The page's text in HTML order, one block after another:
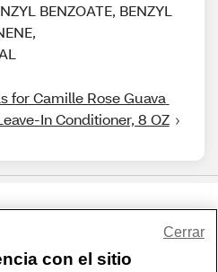
BENZOATE, BENZYL
for Camille Rose Guava
In Conditioner, 8 OZ
con el sitio
Cerrar